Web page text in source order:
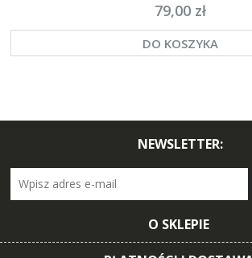
79,00 zł
DO KOSZYKA
NEWSLETTER:
O SKLEPIE